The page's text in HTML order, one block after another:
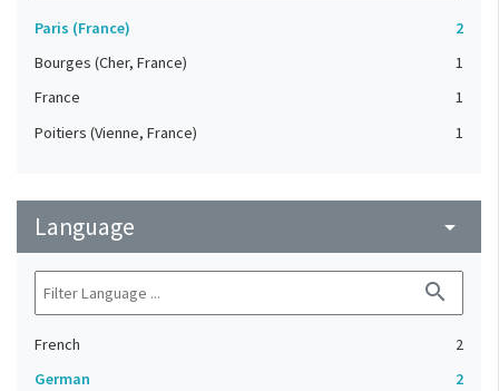
Paris (France)
2
Bourges (Cher, France)
1
France
1
Poitiers (Vienne, France)
1
Language arrow_drop_down
search
French
2
German
2